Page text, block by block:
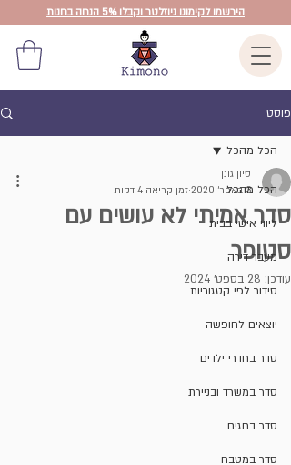
הירשמו לקימונו ניוזלטר וקבלו 5% הנחה בחנות
פוסט
הכל מהכל
ליווי אישי בבית
מעבר דירה
סידור לפי קטגוריות
יוצאים לחופשה
סדר בחדרי ילדים
סדר במשרד ובניירת
סדר בחגים
סדר במטבח
הכל מהכל
סדר אמיתי לא עושים עם
סטופר
סיון גונן
3 באפר׳ 2020
זמן קריאה 4 דקות
עודכן: 28 בספט׳ 2024